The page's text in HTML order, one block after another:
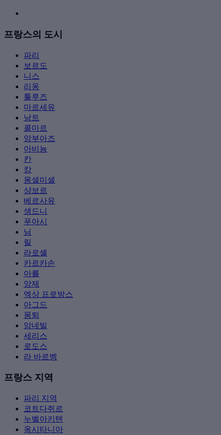
프랑스의 도시
파리
보르도
니스
리옹
툴루즈
마르세유
낭트
콜마르
앙부아즈
아비뇽
칸
캉
몽셀미셀
샹보르
베르사유
생드니
푸아시
님
릴
라로셸
카르카손
아를
앙제
엑상 프로방스
아그드
몽퇴
암네빌
세리스
로도스
라 바르벵
프랑스 지역
파리 지역
코트다쥐르
누벨아키텐
옥시타니아